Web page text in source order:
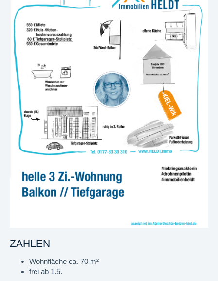
ZAHLEN
Wohnfläche ca. 70 m²
frei ab 1.5.